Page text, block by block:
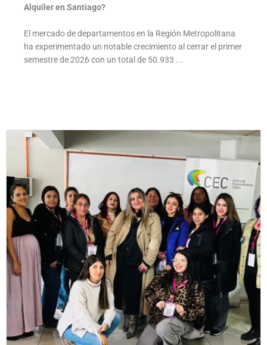
Alquiler en Santiago?
El mercado de departamentos en la Región Metropolitana
ha experimentado un notable crecimiento al cerrar el primer
semestre de 2026 con un total de 50.933 ...